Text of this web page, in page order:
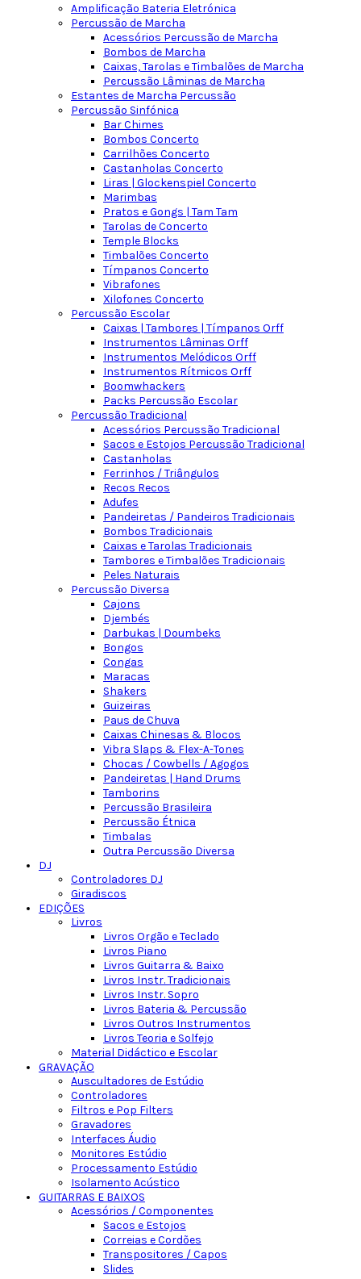
Amplificação Bateria Eletrónica
Percussão de Marcha
Acessórios Percussão de Marcha
Bombos de Marcha
Caixas, Tarolas e Timbalões de Marcha
Percussão Lâminas de Marcha
Estantes de Marcha Percussão
Percussão Sinfónica
Bar Chimes
Bombos Concerto
Carrilhões Concerto
Castanholas Concerto
Liras | Glockenspiel Concerto
Marimbas
Pratos e Gongs | Tam Tam
Tarolas de Concerto
Temple Blocks
Timbalões Concerto
Tímpanos Concerto
Vibrafones
Xilofones Concerto
Percussão Escolar
Caixas | Tambores | Tímpanos Orff
Instrumentos Lâminas Orff
Instrumentos Melódicos Orff
Instrumentos Rítmicos Orff
Boomwhackers
Packs Percussão Escolar
Percussão Tradicional
Acessórios Percussão Tradicional
Sacos e Estojos Percussão Tradicional
Castanholas
Ferrinhos / Triângulos
Recos Recos
Adufes
Pandeiretas / Pandeiros Tradicionais
Bombos Tradicionais
Caixas e Tarolas Tradicionais
Tambores e Timbalões Tradicionais
Peles Naturais
Percussão Diversa
Cajons
Djembés
Darbukas | Doumbeks
Bongos
Congas
Maracas
Shakers
Guizeiras
Paus de Chuva
Caixas Chinesas & Blocos
Vibra Slaps & Flex-A-Tones
Chocas / Cowbells / Agogos
Pandeiretas | Hand Drums
Tamborins
Percussão Brasileira
Percussão Étnica
Timbalas
Outra Percussão Diversa
DJ
Controladores DJ
Giradiscos
EDIÇÕES
Livros
Livros Orgão e Teclado
Livros Piano
Livros Guitarra & Baixo
Livros Instr. Tradicionais
Livros Instr. Sopro
Livros Bateria & Percussão
Livros Outros Instrumentos
Livros Teoria e Solfejo
Material Didáctico e Escolar
GRAVAÇÃO
Auscultadores de Estúdio
Controladores
Filtros e Pop Filters
Gravadores
Interfaces Áudio
Monitores Estúdio
Processamento Estúdio
Isolamento Acústico
GUITARRAS E BAIXOS
Acessórios / Componentes
Sacos e Estojos
Correias e Cordões
Transpositores / Capos
Slides